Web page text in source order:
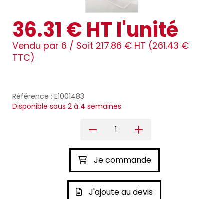
36.31 € HT l'unité
Vendu par 6 / Soit 217.86 € HT (261.43 €
TTC)
Référence : E1001483
Disponible sous 2 à 4 semaines
Je commande
J'ajoute au devis